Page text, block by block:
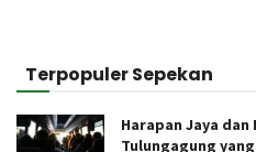
Terpopuler Sepekan
Harapan Jaya
Tulungagung